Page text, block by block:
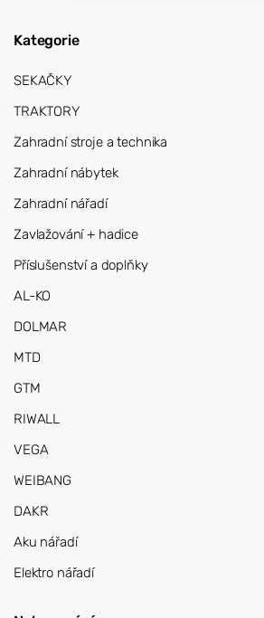
Kategorie
SEKAČKY
TRAKTORY
Zahradní stroje a technika
Zahradní nábytek
Zahradní nářadí
Zavlažování + hadice
Příslušenství a doplňky
AL-KO
DOLMAR
MTD
GTM
RIWALL
VEGA
WEIBANG
DAKR
Aku nářadí
Elektro nářadí